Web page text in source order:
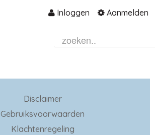
Inloggen Aanmelden
Disclaimer
Gebruiksvoorwaarden
Klachtenregeling